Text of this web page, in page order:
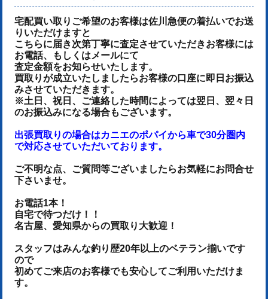
宅配買い取りご希望のお客様は佐川急便の着払いでお送
りいただけますと
こちらに届き次第丁寧に査定させていただきお客様には
お電話、もしくはメールにて
査定金額をお知らせいたします。
買取りが成立いたしましたらお客様の口座に即日お振込
みさせていただきます。
※土日、祝日、ご連絡した時間によっては翌日、翌々日
のお振込みになる場合もございます。
出張買取りの場合はカニエのポパイから車で30分圏内
で対応させていただいております。
ご不明な点、ご質問等ございましたらお気軽にお問合せ
下さいませ。
お電話1本！
自宅で待つだけ！！
名古屋、愛知県からの買取り大歓迎！
スタッフはみんな釣り歴20年以上のベテラン揃いです
ので
初めてご来店のお客様でも安心してご利用いただけま
す。